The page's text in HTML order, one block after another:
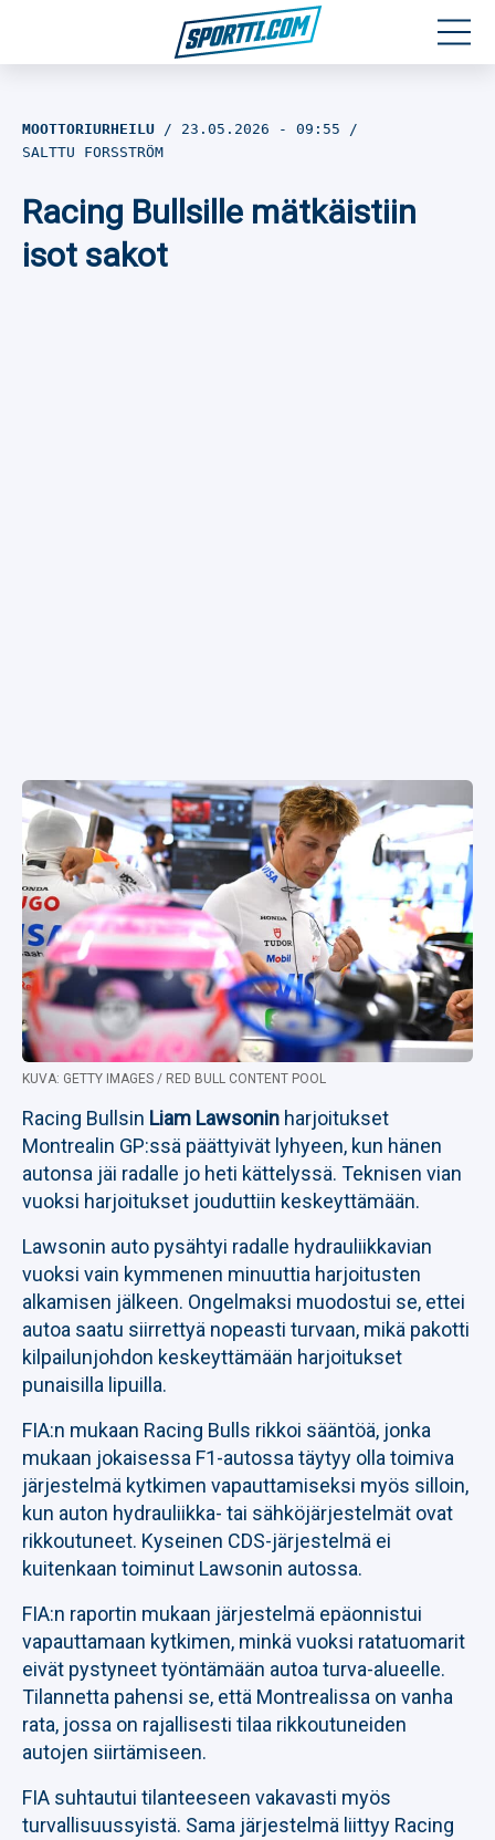
Jalkapallo
MOOTTORIURHEILU 23.05.2026 - 09:55
SALTTU FORSSTRÖM
Racing Bullsille mätkäistiin
isot sakot
KUVA: GETTY IMAGES / RED BULL CONTENT POOL
Racing Bullsin Liam Lawsonin harjoitukset
Montrealin GP:ssä päättyivät lyhyeen, kun hänen
autonsa jäi radalle jo heti kättelyssä. Teknisen vian
vuoksi harjoitukset jouduttiin keskeyttämään.
Lawsonin auto pysähtyi radalle hydrauliikkavian
vuoksi vain kymmenen minuuttia harjoitusten
alkamisen jälkeen. Ongelmaksi muodostui se, ettei
autoa saatu siirrettyä nopeasti turvaan, mikä pakotti
kilpailunjohdon keskeyttämään harjoitukset
punaisilla lipuilla.
FIA:n mukaan Racing Bulls rikkoi sääntöä, jonka
mukaan jokaisessa F1-autossa täytyy olla toimiva
järjestelmä kytkimen vapauttamiseksi myös silloin,
kun auton hydrauliikka- tai sähköjärjestelmät ovat
rikkoutuneet. Kyseinen CDS-järjestelmä ei
kuitenkaan toiminut Lawsonin autossa.
FIA:n raportin mukaan järjestelmä epäonnistui
vapauttamaan kytkimen, minkä vuoksi ratatuomarit
eivät pystyneet työntämään autoa turva-alueelle.
Tilannetta pahensi se, että Montrealissa on vanha
rata, jossa on rajallisesti tilaa rikkoutuneiden
autojen siirtämiseen.
FIA suhtautui tilanteeseen vakavasti myös
turvallisuussyistä. Sama järjestelmä liittyy Racing